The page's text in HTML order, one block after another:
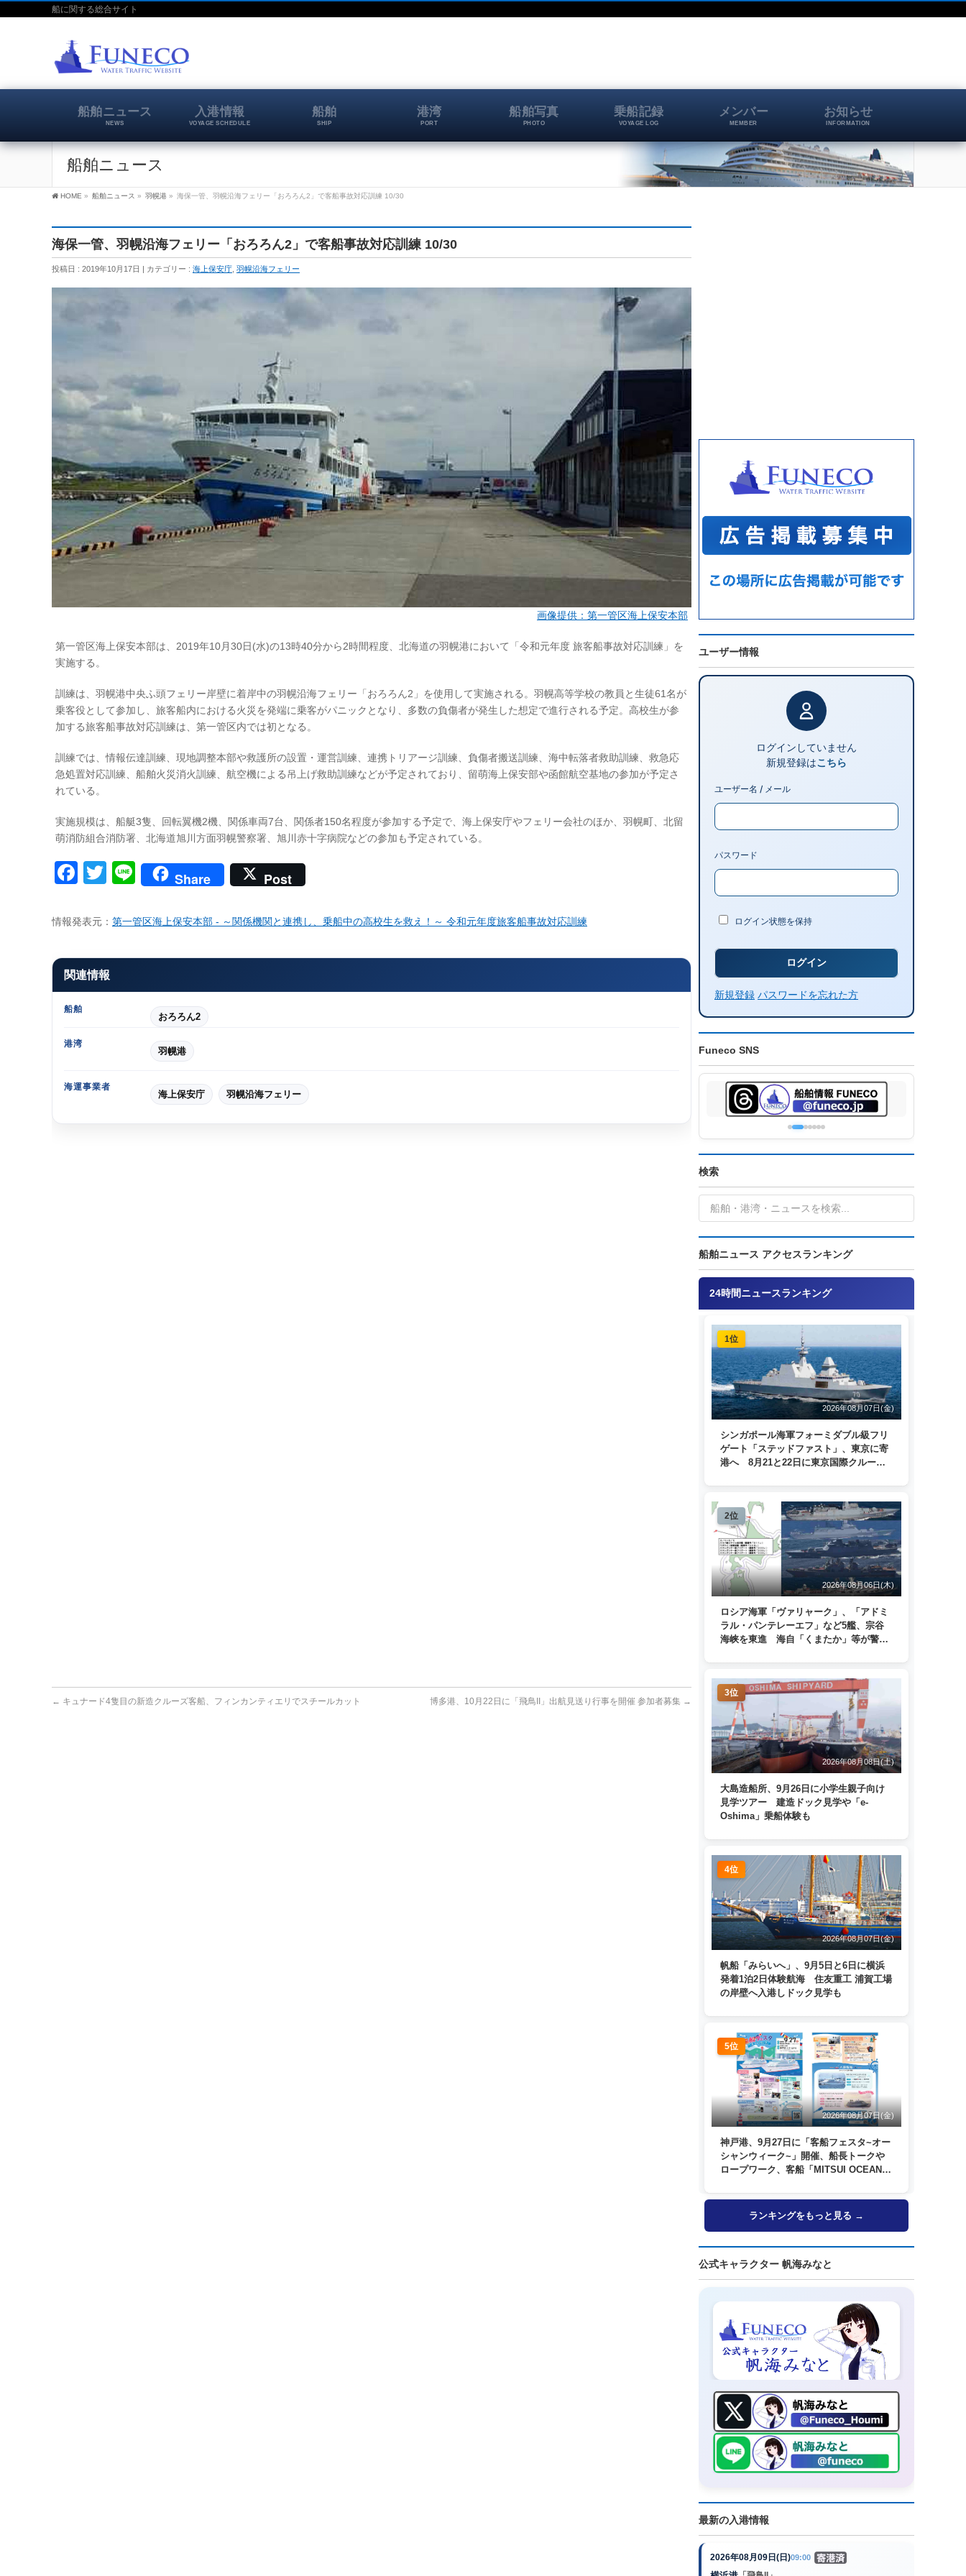
船に関する総合サイト
船舶ニュース
NEWS
入港情報
VOYAGE SCHEDULE
船舶
SHIP
港湾
PORT
船舶写真
PHOTO
乗船記録
VOYAGE LOG
メンバー
MEMBER
お知らせ
INFORMATION
船舶ニュース
HOME » 船舶ニュース » 羽幌港 » 海保一管、羽幌沿海フェリー「おろろん2」で客船事故対応訓練 10/30
海保一管、羽幌沿海フェリー「おろろん2」で客船事故対応訓練 10/30
投稿日 : 2019年10月17日 カテゴリー : 海上保安庁 羽幌沿海フェリー
画像提供：第一管区海上保安本部
第一管区海上保安本部は、2019年10月30日(水)の13時40分から2時間程度、北海道の羽幌港において「令和元年度 旅客船事故対応訓練」を
実施する。
訓練は、羽幌港中央ふ頭フェリー岸壁に着岸中の羽幌沿海フェリー「おろろん2」を使用して実施される。羽幌高等学校の教員と生徒61名が
乗客役として参加し、旅客船内における火災を発端に乗客がパニックとなり、多数の負傷者が発生した想定で進行される予定。高校生が参
加する旅客船事故対応訓練は、第一管区内では初となる。
訓練では、情報伝達訓練、現地調整本部や救護所の設置・運営訓練、連携トリアージ訓練、負傷者搬送訓練、海中転落者救助訓練、救急応
急処置対応訓練、船舶火災消火訓練、航空機による吊上げ救助訓練などが予定されており、留萌海上保安部や函館航空基地の参加が予定さ
れている。
実施規模は、船艇3隻、回転翼機2機、関係車両7台、関係者150名程度が参加する予定で、海上保安庁やフェリー会社のほか、羽幌町、北留
萌消防組合消防署、北海道旭川方面羽幌警察署、旭川赤十字病院などの参加も予定されている。
Facebook
Twitter
LineShare Post
情報発表元： 第一管区海上保安本部 - ～関係機関と連携し、乗船中の高校生を救え！～ 令和元年度旅客船事故対応訓練
関連情報
船舶
おろろん2
港湾
羽幌港
海運事業者
海上保安庁 羽幌沿海フェリー
← キュナード4隻目の新造クルーズ客船、フィンカンティエリでスチールカット 博多港、10月22日に「飛鳥II」出航見送り行事を開催 参加者募集 →
ユーザー情報
ログインしていません
新規登録はこちら
ユーザー名 / メール
パスワード
ログイン状態を保持
新規登録 パスワードを忘れた方
Funeco SNS
検索
船舶ニュース アクセスランキング
24時間ニュースランキング
1位
2026年08月07日(金)
シンガポール海軍フォーミダブル級フリ
ゲート「ステッドファスト」、東京に寄
港へ 8月21と22日に東京国際クルーズ
2位
2026年08月06日(木)
ロシア海軍「ヴァリャーク」、「アドミ
ラル・パンテレーエフ」など5艦、宗谷
海峡を東進 海自「くまたか」等が警戒
3位
2026年08月08日(土)
大島造船所、9月26日に小学生親子向け
見学ツアー 建造ドック見学や「e-
Oshima」乗船体験も
4位
2026年08月07日(金)
帆船「みらいへ」、9月5日と6日に横浜
発着1泊2日体験航海 住友重工 浦賀工場
の岸壁へ入港しドック見学も
5位
2026年08月07日(金)
神戸港、9月27日に「客船フェスタ~オー
シャンウィーク~」開催、船長トークや
ロープワーク、客船「MITSUI OCEAN
ランキングをもっと見る →
公式キャラクター 帆海みなと
最新の入港情報
2026年08月09日(日)09:00